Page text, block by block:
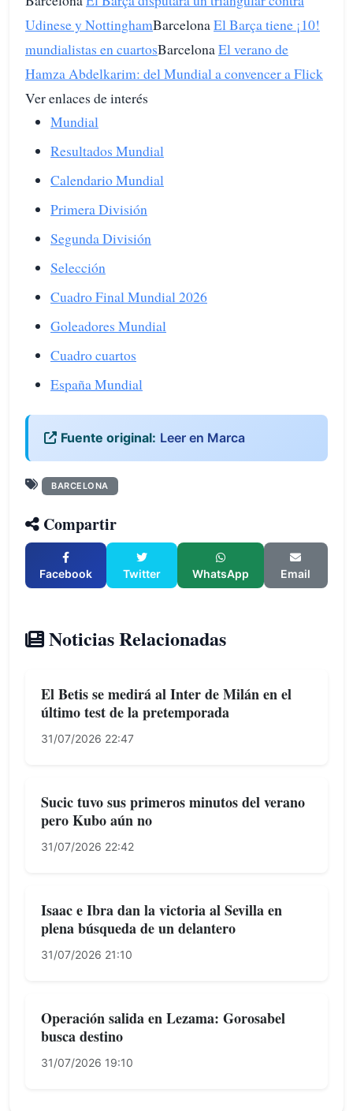
Udinese y NottinghamBarcelonaEl Barça tiene ¡10!
mundialistas en cuartosBarcelonaEl verano de
Hamza Abdelkarim: del Mundial a convencer a Flick
Ver enlaces de interés
Mundial
Resultados Mundial
Calendario Mundial
Primera División
Segunda División
Selección
Cuadro Final Mundial 2026
Goleadores Mundial
Cuadro cuartos
España Mundial
Fuente original: Leer en Marca
BARCELONA
Compartir
Facebook Twitter WhatsApp Email
Noticias Relacionadas
El Betis se medirá al Inter de Milán en el
último test de la pretemporada
31/07/2026 22:47
Sucic tuvo sus primeros minutos del verano
pero Kubo aún no
31/07/2026 22:42
Isaac e Ibra dan la victoria al Sevilla en
plena búsqueda de un delantero
31/07/2026 21:10
Operación salida en Lezama: Gorosabel
busca destino
31/07/2026 19:10